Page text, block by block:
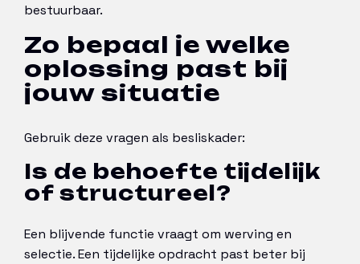
bestuurbaar.
Zo bepaal je welke
oplossing past bij
jouw situatie
Gebruik deze vragen als besliskader:
Is de behoefte tijdelijk
of structureel?
Een blijvende functie vraagt om werving en
selectie. Een tijdelijke opdracht past beter bij